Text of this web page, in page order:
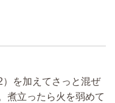
を加えてさっと混ぜ
煮立ったら火を弱めて